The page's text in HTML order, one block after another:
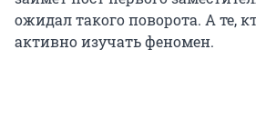
ожидал такого поворота. А те,
активно изучать феномен.